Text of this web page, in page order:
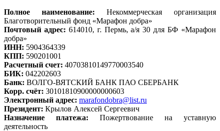
Полное наименование: Некоммерческая организация
Благотворительный фонд «Марафон добра»
Почтовый адрес: 614010, г. Пермь, а/я 30 для БФ «Марафон
добра»
ИНН: 5904364339
КПП: 590201001
Расчетный счет: 40703810149770003540
БИК: 042202603
Банк: ВОЛГО-ВЯТСКИЙ БАНК ПАО СБЕРБАНК
Корр. счёт: 30101810900000000603
Электронный адрес: marafondobra@list.ru
Президент: Крылов Алексей Сергеевич
Назначение платежа: Пожертвование на уставную
деятельность